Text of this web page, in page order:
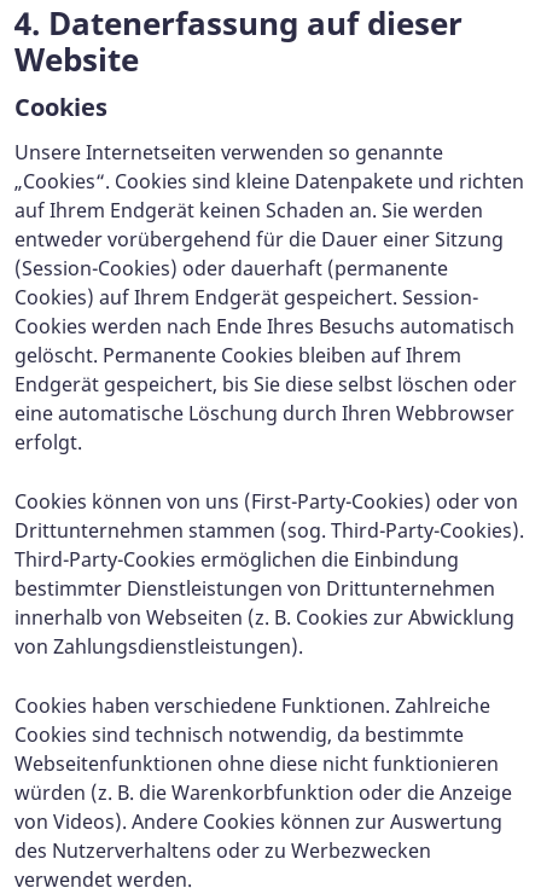
4. Datenerfassung auf dieser
Website
Cookies
Unsere Internetseiten verwenden so genannte
„Cookies“. Cookies sind kleine Datenpakete und richten
auf Ihrem Endgerät keinen Schaden an. Sie werden
entweder vorübergehend für die Dauer einer Sitzung
(Session-Cookies) oder dauerhaft (permanente
Cookies) auf Ihrem Endgerät gespeichert. Session-
Cookies werden nach Ende Ihres Besuchs automatisch
gelöscht. Permanente Cookies bleiben auf Ihrem
Endgerät gespeichert, bis Sie diese selbst löschen oder
eine automatische Löschung durch Ihren Webbrowser
erfolgt.
Cookies können von uns (First-Party-Cookies) oder von
Drittunternehmen stammen (sog. Third-Party-Cookies).
Third-Party-Cookies ermöglichen die Einbindung
bestimmter Dienstleistungen von Drittunternehmen
innerhalb von Webseiten (z. B. Cookies zur Abwicklung
von Zahlungsdienstleistungen).
Cookies haben verschiedene Funktionen. Zahlreiche
Cookies sind technisch notwendig, da bestimmte
Webseitenfunktionen ohne diese nicht funktionieren
würden (z. B. die Warenkorbfunktion oder die Anzeige
von Videos). Andere Cookies können zur Auswertung
des Nutzerverhaltens oder zu Werbezwecken
verwendet werden.